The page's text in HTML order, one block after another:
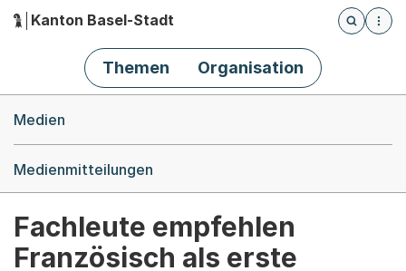
Hauptnavigation
Kanton Basel-Stadt
Öffnet
Themen Organisation
Medien
Medienmitteilungen
Fachleute empfehlen
Französisch als erste